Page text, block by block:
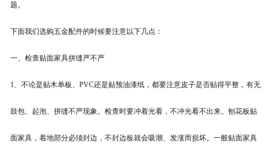
题。
下面我们选购五金配件的时候要注意以下几点：
一、检查贴面家具拼缝严不严
1、不论是贴木单板、PVC还是贴预油漆纸，都要注意皮子是否贴得平整，有无
鼓包、起泡、拼缝不严现象。检查时要冲着光看，不冲光看不出来。刨花板贴
面家具，着地部分必须封边，不封边板就会吸潮、发涨而损坏。一般贴面家具